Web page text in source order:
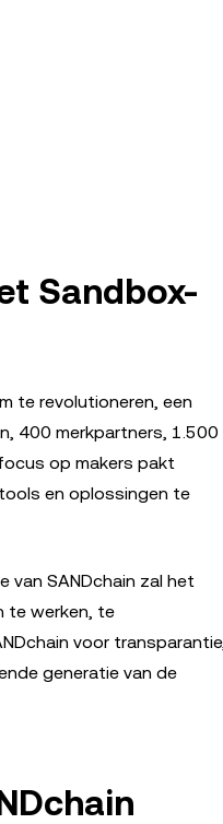
Sandbox-
te revolutioneren, een
400 merkpartners, 1.500
op makers pakt
en oplossingen te
van SANDchain zal het
te werken, te
voor
generatie van de